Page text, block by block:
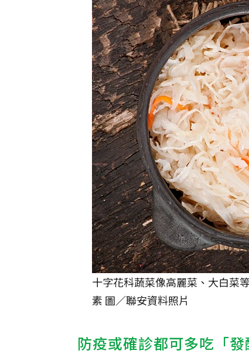
十字花科蔬菜像高麗菜、大白菜
素 圖／聯安資料照片
防疫或確診都可多吃「